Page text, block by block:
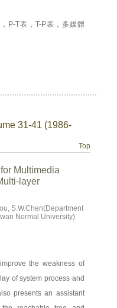
P-T表，T-P表，多媒體
31-41 (1986-
Top
Multimedia
layer
S.W.Chen(Department
Normal University)
the weakness of
of system process and
presents an assistant